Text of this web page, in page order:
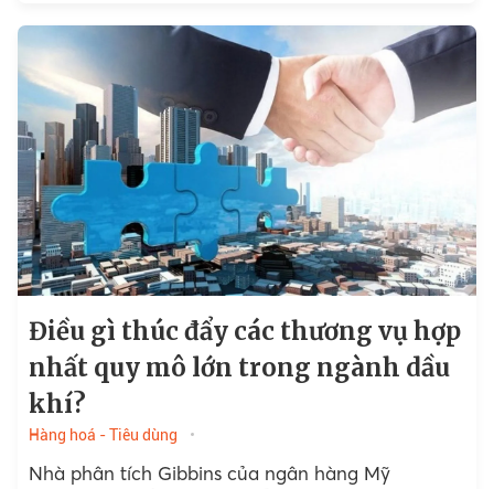
Điều gì thúc đẩy các thương vụ hợp
nhất quy mô lớn trong ngành dầu
khí?
Hàng hoá - Tiêu dùng
Nhà phân tích Gibbins của ngân hàng Mỹ